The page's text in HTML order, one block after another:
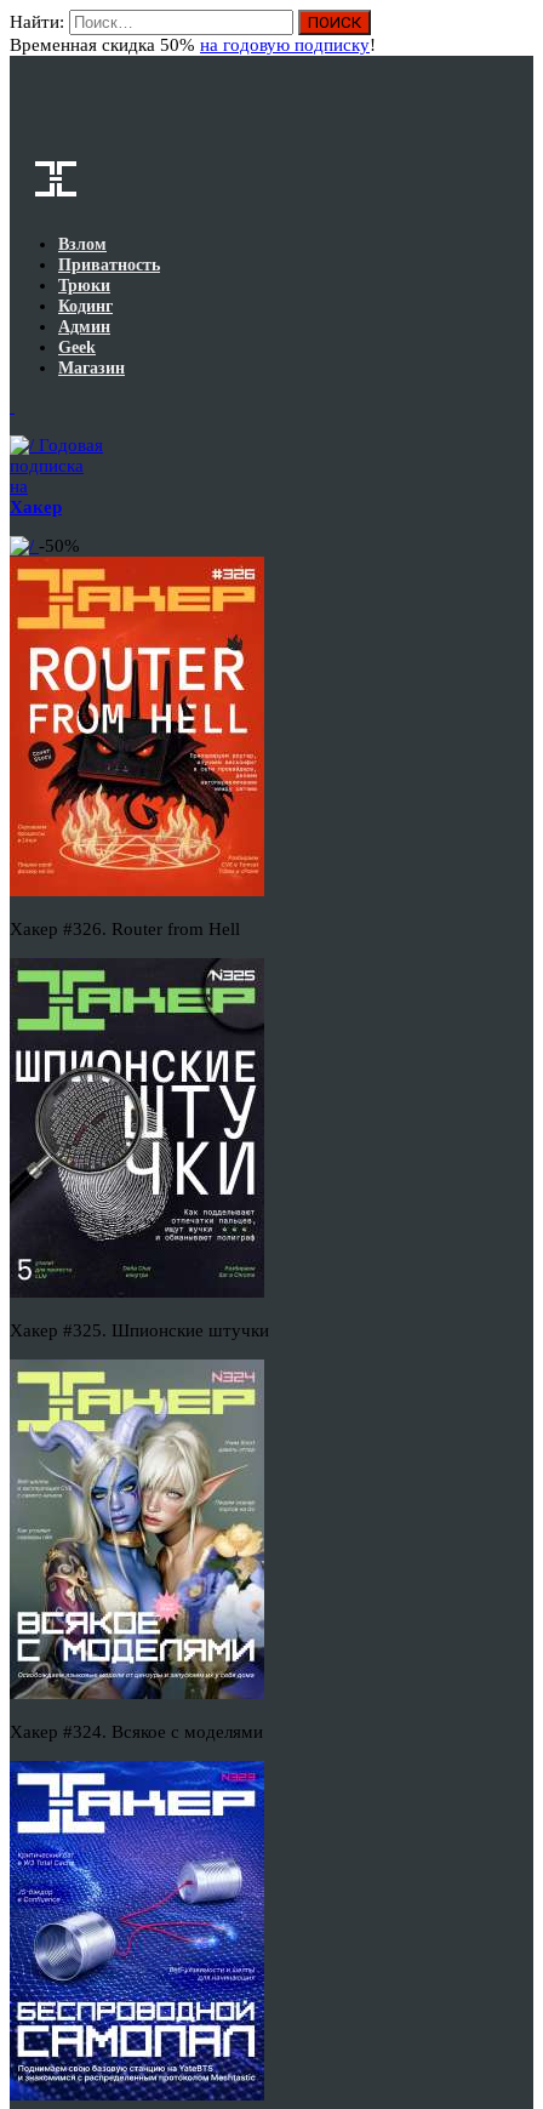
Найти:
Временная скидка 50% на годовую подписку!
Взлом
Приватность
Трюки
Кодинг
Админ
Geek
Магазин
Годовая
подписка
на
Хакер
-50%
Хакер #326. Router from Hell
Хакер #325. Шпионские штучки
Хакер #324. Всякое с моделями